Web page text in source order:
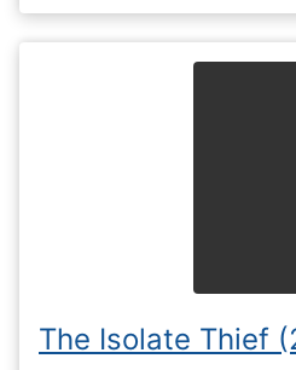
The Isolate Thief